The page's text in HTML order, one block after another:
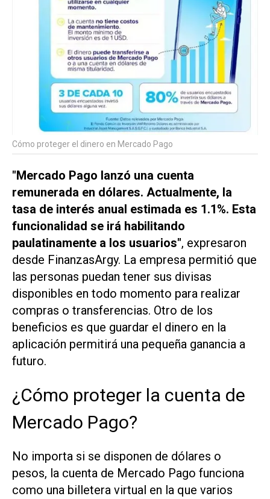
Cómo proteger el dinero en Mercado Pago
"Mercado Pago lanzó una cuenta
remunerada en dólares. Actualmente, la
tasa de interés anual estimada es 1.1%. Esta
funcionalidad se irá habilitando
paulatinamente a los usuarios", expresaron
desde FinanzasArgy. La empresa permitió que
las personas puedan tener sus divisas
disponibles en todo momento para realizar
compras o transferencias. Otro de los
beneficios es que guardar el dinero en la
aplicación permitirá una pequeña ganancia a
futuro.
¿Cómo proteger la cuenta de
Mercado Pago?
No importa si se disponen de dólares o
pesos, la cuenta de Mercado Pago funciona
como una billetera virtual en la que varios